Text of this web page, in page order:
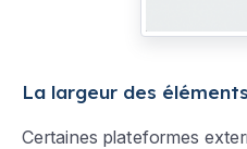
La largeur des
Certaines plateformes